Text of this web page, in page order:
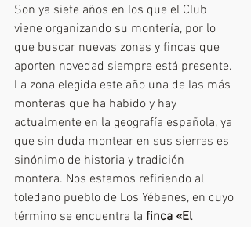
Son ya siete años en los que el Club
viene organizando su montería, por lo
que buscar nuevas zonas y fincas que
aporten novedad siempre está presente.
La zona elegida este año una de las más
monteras que ha habido y hay
actualmente en la geografía española, ya
que sin duda montear en sus sierras es
sinónimo de historia y tradición
montera. Nos estamos refiriendo al
toledano pueblo de Los Yébenes, en cuyo
término se encuentra la finca «El